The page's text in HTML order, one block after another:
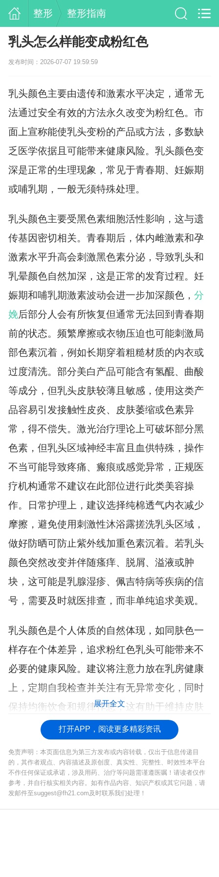
整形 整形指南
乳头怎么样能变成粉红色
发布时间：2026-07-07 19:59:59
乳头颜色主要由遗传和激素水平决定，通常无
法通过安全有效的方法永久改变为粉红色。市
面上宣称能使乳头变粉的产品或方法，多数缺
乏医学依据且可能带来健康风险。乳头颜色变
深是正常的生理现象，常见于青春期、妊娠期
或哺乳期，一般无须特殊处理。
乳头颜色主要受黑色素细胞活性影响，这与遗
传基因密切相关。青春期后，体内雌激素和孕
激素水平升高会刺激黑色素分泌，导致乳头和
乳晕颜色自然加深，这是正常的发育过程。妊
娠期和哺乳期激素波动会进一步加深颜色， 分
娩后部分人会有所恢复但通常无法回到青春期
前的状态。频繁摩擦或衣物压迫也可能刺激局
部色素沉着，例如长期穿着粗糙材质的内衣或
过度清洗。部分美白产品可能含有氢醌、曲酸
等成分，但乳头皮肤较薄且敏感，使用这类产
品容易引发接触性皮炎、皮肤萎缩或色素异
常，得不偿失。激光治疗理论上可破坏部分黑
色素，但乳头区域神经丰富且血供特殊，操作
不当可能导致疼痛、瘢痕或感觉异常，正规医
疗机构通常不建议在此部位进行此类美容操
作。日常护理上，建议选择纯棉透气内衣减少
摩擦，避免使用刺激性沐浴露搓洗乳头区域，
做好防晒可防止紫外线加重色素沉着。若乳头
颜色突然改变并伴随瘙痒、脱屑、溢液或肿
块，这可能是乳腺湿疹、佩吉特病等疾病的信
号，需要及时就医排查，而非单纯追求美观。
乳头颜色是个人体质的自然体现，如同肤色一
样存在个体差异，追求粉红色乳头可能带来不
必要的健康风险。建议将注意力放在乳房健康
上，定期自我检查并关注有无异常变化，同时
保持均衡饮食和规律作息，这有助于维持皮肤
整体健康状态。
展开全文
打开APP，阅读更多精彩资讯
免责声明：本页面信息为第三方发布或内容转载，仅出于信息传递目
的，其作者观点、内容描述及原创度、真实性、完整性、时效性本平台
不作任何保证或承诺，涉及用药、治疗等问题需谨遵医嘱！请读者仅作
参考，并自行核实相关内容。如有作品内容、知识产权或其它问题，请
发邮件至suggest@fh21.com及时联系我们处理！